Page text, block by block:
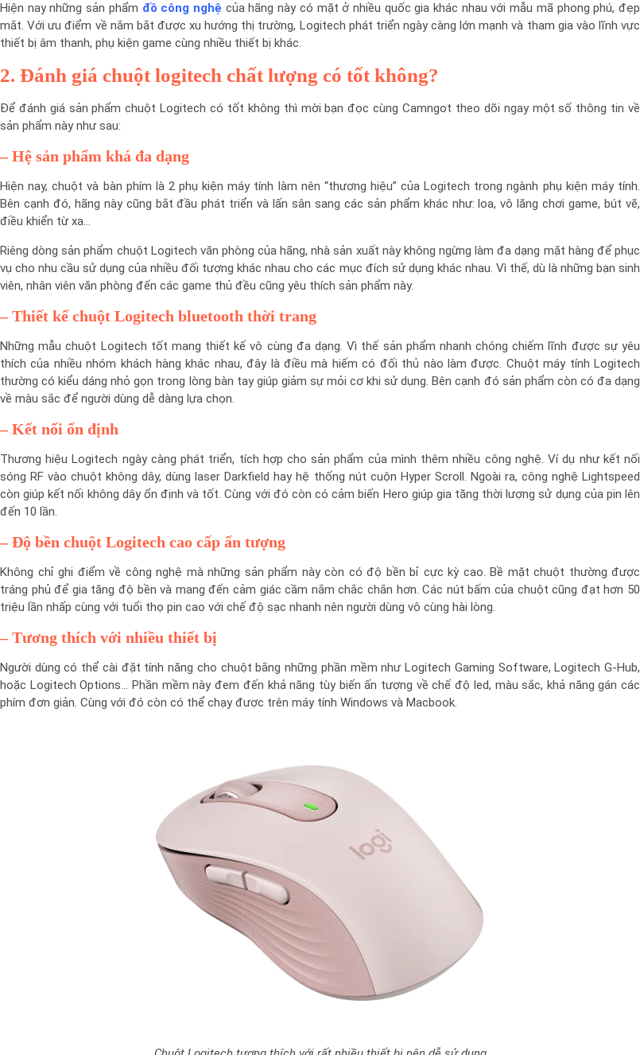
Hiện nay những sản phẩm đồ công nghệ của hãng này có mặt ở nhiều quốc gia khác nhau với mẫu mã phong phú, đẹp
mắt. Với ưu điểm về nắm bắt được xu hướng thị trường, Logitech phát triển ngày càng lớn mạnh và tham gia vào lĩnh vực
thiết bị âm thanh, phụ kiện game cùng nhiều thiết bị khác.
2. Đánh giá chuột logitech chất lượng có tốt không?
Để đánh giá sản phẩm chuột Logitech có tốt không thì mời bạn đọc cùng Camngot theo dõi ngay một số thông tin về
sản phẩm này như sau:
–Hệ sản phẩm khá đa dạng
Hiện nay, chuột và bàn phím là 2 phụ kiện máy tính làm nên “thương hiệu” của Logitech trong ngành phụ kiện máy tính.
Bên cạnh đó, hãng này cũng bắt đầu phát triển và lấn sân sang các sản phẩm khác như: loa, vô lăng chơi game, bút vẽ,
điều khiển từ xa…
Riêng dòng sản phẩm chuột Logitech văn phòng của hãng, nhà sản xuất này không ngừng làm đa dạng mặt hàng để phục
vụ cho nhu cầu sử dụng của nhiều đối tượng khác nhau cho các mục đích sử dụng khác nhau. Vì thế, dù là những bạn sinh
viên, nhân viên văn phòng đến các game thủ đều cũng yêu thích sản phẩm này.
– Thiết kế chuột Logitech bluetooth thời trang
Những mẫu chuột Logitech tốt mang thiết kế vô cùng đa dạng. Vì thế sản phẩm nhanh chóng chiếm lĩnh được sự yêu
thích của nhiều nhóm khách hàng khác nhau, đây là điều mà hiếm có đối thủ nào làm được. Chuột máy tính Logitech
thường có kiểu dáng nhỏ gọn trong lòng bàn tay giúp giảm sự mỏi cơ khi sử dụng. Bên cạnh đó sản phẩm còn có đa dạng
về màu sắc để người dùng dễ dàng lựa chọn.
–Kết nối ổn định
Thương hiệu Logitech ngày càng phát triển, tích hợp cho sản phẩm của mình thêm nhiều công nghệ. Ví dụ như kết nối
sóng RF vào chuột không dây, dùng laser Darkfield hay hệ thống nút cuộn Hyper Scroll. Ngoài ra, công nghệ Lightspeed
còn giúp kết nối không dây ổn định và tốt. Cùng với đó còn có cảm biến Hero giúp gia tăng thời lượng sử dụng của pin lên
đến 10 lần.
–Độ bền chuột Logitech cao cấp ấn tượng
Không chỉ ghi điểm về công nghệ mà những sản phẩm này còn có độ bền bỉ cực kỳ cao. Bề mặt chuột thường được
tráng phủ để gia tăng độ bền và mang đến cảm giác cầm nắm chắc chắn hơn. Các nút bấm của chuột cũng đạt hơn 50
triệu lần nhấp cùng với tuổi thọ pin cao với chế độ sạc nhanh nên người dùng vô cùng hài lòng.
–Tương thích với nhiều thiết bị
Người dùng có thể cài đặt tính năng cho chuột bằng những phần mềm như Logitech Gaming Software, Logitech G-Hub,
hoặc Logitech Options… Phần mềm này đem đến khả năng tùy biến ấn tượng về chế độ led, màu sắc, khả năng gán các
phím đơn giản. Cùng với đó còn có thể chạy được trên máy tính Windows và Macbook.